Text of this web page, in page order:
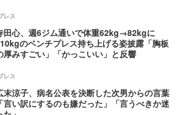
レス
田心、週6ジム通いで体重62kg→82kgに
のベンチプレス持ち上げる姿披露「胸板
厚みすごい」「かっこいい」と反響
レス
末涼子、病名公表を決断した次男からの言葉
「言い訳にするのも嫌だった」「言うべきか迷